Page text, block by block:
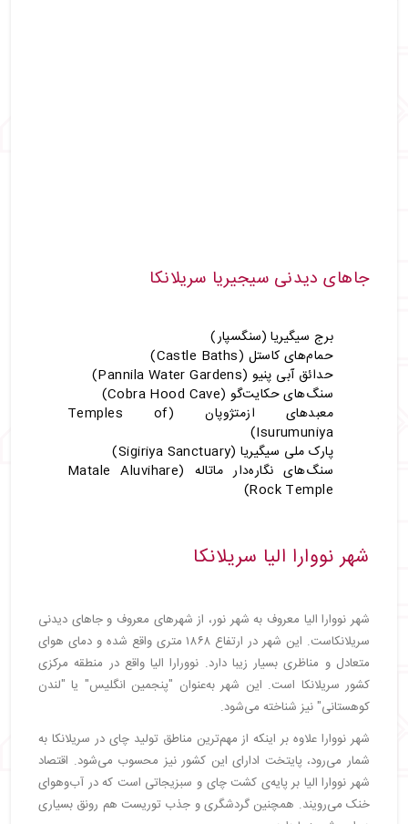
جاهای دیدنی سیجیریا سریلانکا
برج سیگیریا (سنگسپار)
حمام‌های کاستل (Castle Baths)
حدائق آبی پنیو (Pannila Water Gardens)
سنگ‌های حکایت‌گو (Cobra Hood Cave)
معبدهای ازمتژوپان (Temples of
Isurumuniya)
پارک ملی سیگیریا (Sigiriya Sanctuary)
سنگ‌های نگاره‌دار ماتاله (Matale Aluvihare
Rock Temple)
شهر نووارا الیا سریلانکا
شهر نووارا الیا معروف به شهر نور، از شهرهای معروف و جاهای دیدنی
سریلانکاست. این شهر در ارتفاع ۱۸۶۸ متری واقع شده و دمای هوای
متعادل و مناظری بسیار زیبا دارد. نوورارا الیا واقع در منطقه مرکزی
کشور سریلانکا است. این شهر به‌عنوان "پنجمین انگلیس" یا "لندن
کوهستانی" نیز شناخته می‌شود.
شهر نووارا علاوه بر اینکه از مهم‌ترین مناطق تولید چای در سریلانکا به
شمار می‌رود، پایتخت ادارای این کشور نیز محسوب می‌شود. اقتصاد
شهر نووارا الیا بر پایه‌ی کشت چای و سبزیجاتی است که در آب‌وهوای
خنک می‌رویند. همچنین گردشگری و جذب توریست هم رونق بسیاری